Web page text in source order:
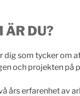
ÄR DU?
dig som tycker om
och projekten på
års erfarenhet av